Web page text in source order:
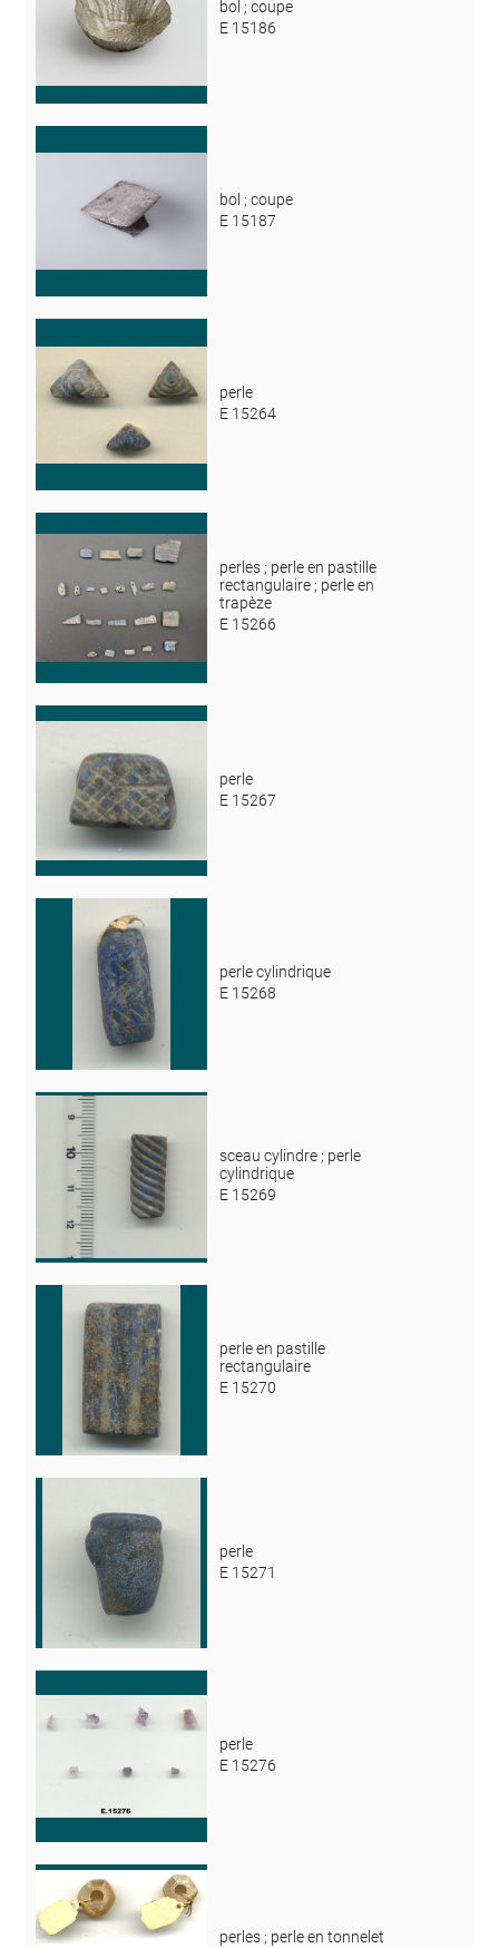
bol ; coupe
E 15186
bol ; coupe
E 15187
perle
E 15264
perles ; perle en pastille
rectangulaire ; perle en
trapèze
E 15266
perle
E 15267
perle cylindrique
E 15268
sceau cylindre ; perle
cylindrique
E 15269
perle en pastille
rectangulaire
E 15270
perle
E 15271
perle
E 15276
perles ; perle en tonnelet